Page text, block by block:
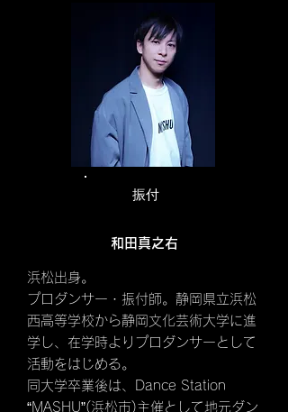
​ 振付
和田真之右
浜松出身。
プロダンサー・振付師。静岡県立浜松
西高等学校から静岡文化芸術大学に進
学し、在学時よりプロダンサーとして
活動をはじめる。
同大学卒業後は、Dance Station
“MASHU”(浜松市)主催として地元ダン